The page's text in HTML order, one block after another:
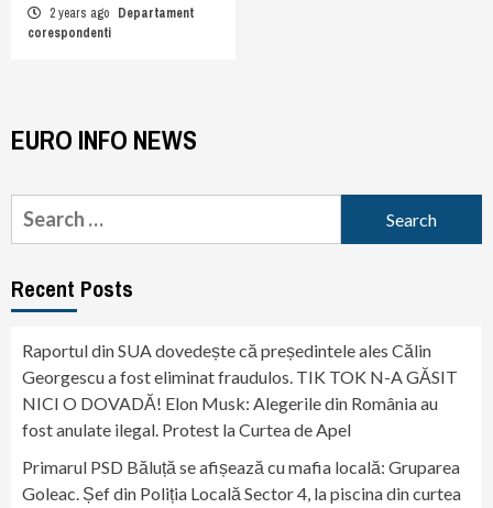
2 years ago Departament
corespondenti
EURO INFO NEWS
Search
for:
Recent Posts
Raportul din SUA dovedește că președintele ales Călin
Georgescu a fost eliminat fraudulos. TIK TOK N-A GĂSIT
NICI O DOVADĂ! Elon Musk: Alegerile din România au
fost anulate ilegal. Protest la Curtea de Apel
Primarul PSD Băluță se afișează cu mafia locală: Gruparea
Goleac. Șef din Poliția Locală Sector 4, la piscina din curtea